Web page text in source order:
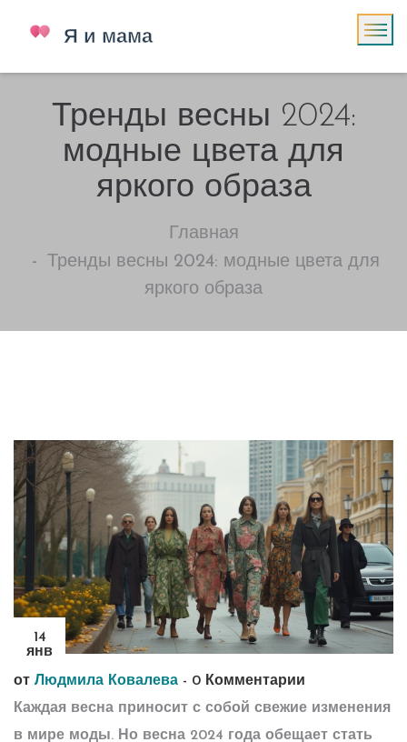
Тренды весны 2024:
модные цвета для
яркого образа
Главная
Тренды весны 2024: модные цвета для
яркого образа
14
янв
от Людмила Ковалева - 0 Комментарии
Каждая весна приносит с собой свежие изменения
в мире моды. Но весна 2024 года обещает стать